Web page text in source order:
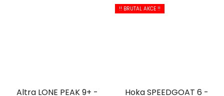
Altra LONE PEAK 9+ -
!! BRUTAL AKCE !!
Hoka SPEEDGOAT 6 -